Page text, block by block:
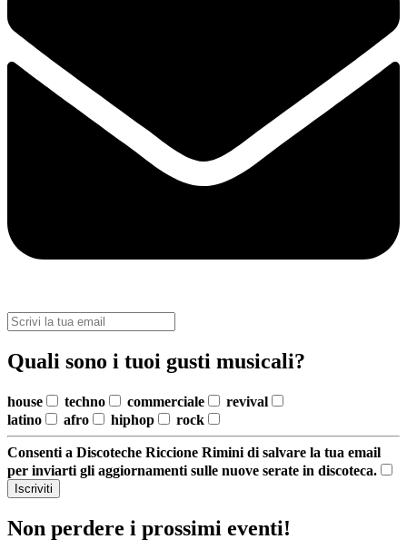
Quali sono i tuoi gusti musicali?
house techno commerciale
revival
latino
afro hiphop rock
Consenti a Discoteche Riccione Rimini di salvare la tua email
per inviarti gli aggiornamenti sulle nuove serate in discoteca.
Iscriviti
Non perdere i prossimi eventi!